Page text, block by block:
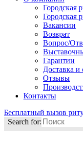
Городская
Городская
Вакансии
Возврат
Вопрос/
Гарантии
Доставка и
Отзывы
Контакты
Бесплатный вызов
Search for: